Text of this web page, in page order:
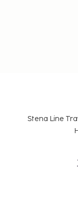
Stena Line